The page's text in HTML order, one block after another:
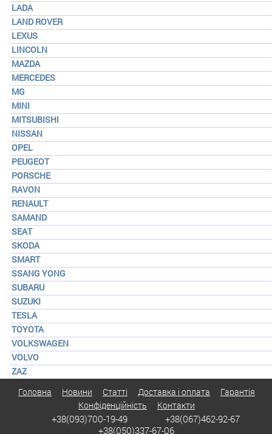
LADA
LAND ROVER
LEXUS
LINCOLN
MAZDA
MERCEDES
MG
MINI
MITSUBISHI
NISSAN
OPEL
PEUGEOT
PORSCHE
RAVON
RENAULT
SAMAND
SEAT
SKODA
SMART
SSANG YONG
SUBARU
SUZUKI
TESLA
TOYOTA
VOLKSWAGEN
VOLVO
ZAZ
Головна Новини Статті Доставка і оплата
Гарантія
Конфіденційність
Контакти
+38(093)700-19-49
+38(067)462-92-67
+38(050)337-67-06